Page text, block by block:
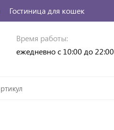
Гостиница для кошек
Время работы:
ежедневно с 10:00 до 22:00